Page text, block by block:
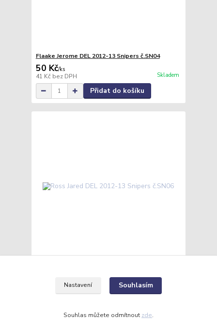
Flaake Jerome DEL 2012-13 Snipers č.SN04
50 Kč/ks
41 Kč bez DPH Skladem
Přidat do košíku
bez DPH
Nastavení Souhlasím
Souhlas můžete odmítnout zde.